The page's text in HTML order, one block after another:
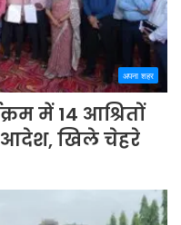
अपना शहर
में 14 आश्रितों
आदेश, खिले चेहरे